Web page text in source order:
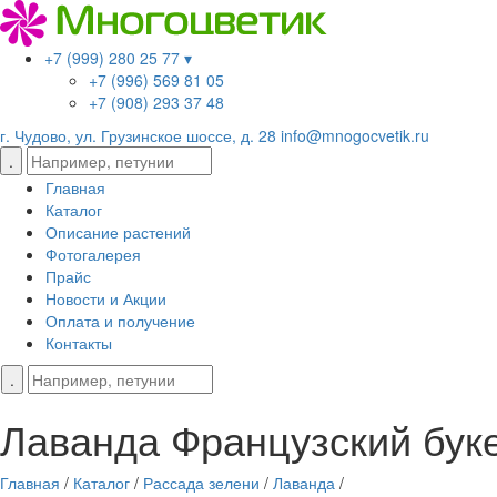
+7 (999) 280 25 77 ▾
+7 (996) 569 81 05
+7 (908) 293 37 48
г. Чудово, ул. Грузинское шоссе, д. 28 info@mnogocvetik.ru
Главная
Каталог
Описание растений
Фотогалерея
Прайс
Новости и Акции
Оплата и получение
Контакты
Лаванда Французский
Главная / Каталог / Рассада зелени / Лаванда /